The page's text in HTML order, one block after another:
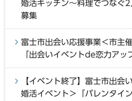
婚活キッチン～料理でつなぐ
募集
富士市出会い応援事業＜市主
「出会いイベントde恋力アッ
【イベント終了】富士市出会
婚活イベント＞「バレンタイ